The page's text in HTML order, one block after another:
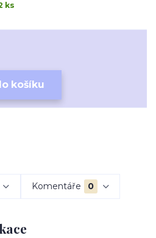
ks
košíku
Komentáře 0